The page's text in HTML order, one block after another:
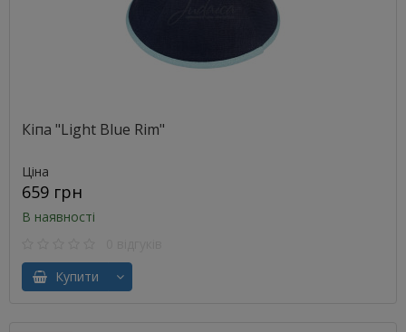
Кіпа "Light Blue Rim"
Ціна
659 грн
В наявності
Купити